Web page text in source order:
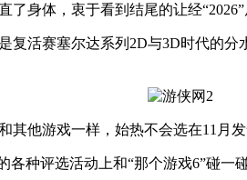
体，衷于看到结尾的让经
赛塞尔达系列2D与3D时代的分
他游戏一样，始热不会选在11月
种评选活动上和“那个游戏6”碰一碰